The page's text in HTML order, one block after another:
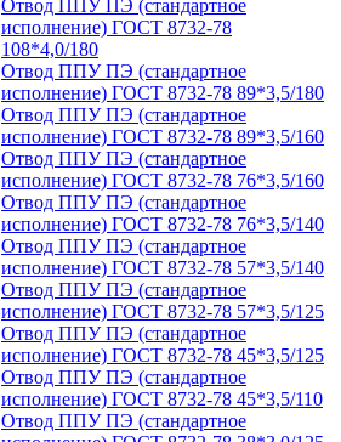
Отвод ППУ ПЭ (стандартное
исполнение) ГОСТ 8732-78
108*4,0/180
Отвод ППУ ПЭ (стандартное
исполнение) ГОСТ 8732-78 89*3,5/180
Отвод ППУ ПЭ (стандартное
исполнение) ГОСТ 8732-78 89*3,5/160
Отвод ППУ ПЭ (стандартное
исполнение) ГОСТ 8732-78 76*3,5/160
Отвод ППУ ПЭ (стандартное
исполнение) ГОСТ 8732-78 76*3,5/140
Отвод ППУ ПЭ (стандартное
исполнение) ГОСТ 8732-78 57*3,5/140
Отвод ППУ ПЭ (стандартное
исполнение) ГОСТ 8732-78 57*3,5/125
Отвод ППУ ПЭ (стандартное
исполнение) ГОСТ 8732-78 45*3,5/125
Отвод ППУ ПЭ (стандартное
исполнение) ГОСТ 8732-78 45*3,5/110
Отвод ППУ ПЭ (стандартное